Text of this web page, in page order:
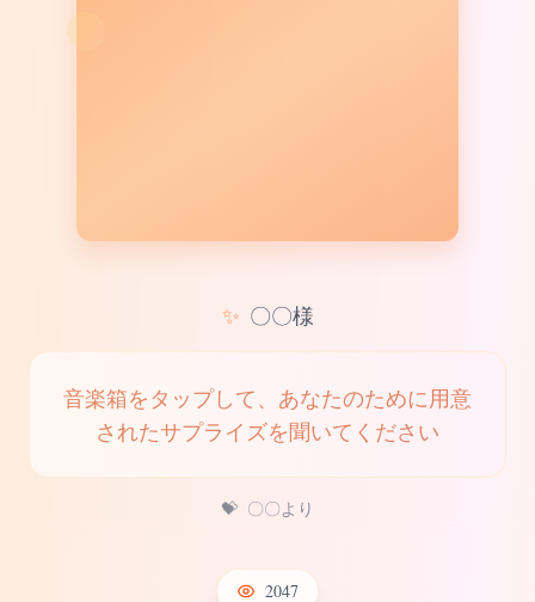
✨ 〇〇様
音楽箱をタップして、あなたのために用意
されたサプライズを聞いてください
💝 〇〇より
2047